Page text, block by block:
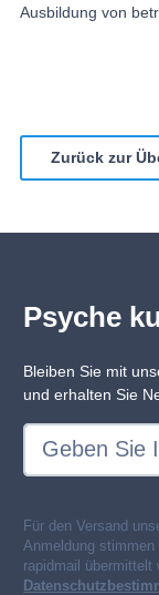
Ausbildung von
Zurück zur
Psyche
Bleiben Sie mit
und erhalten Sie
Für den Versand
Anmeldung
rapidmail